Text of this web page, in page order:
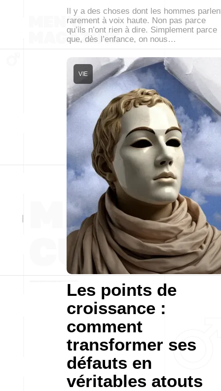
Il y a des choses dont les hommes
rarement à voix haute. Non pas parce
qu’ils n’ont rien à dire. Simplement parce
que, dès l’enfance, on nous…
Les points de
croissance :
comment
transformer ses
défauts en
véritables atouts
VIE